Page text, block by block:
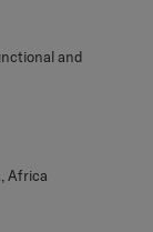
and
Africa